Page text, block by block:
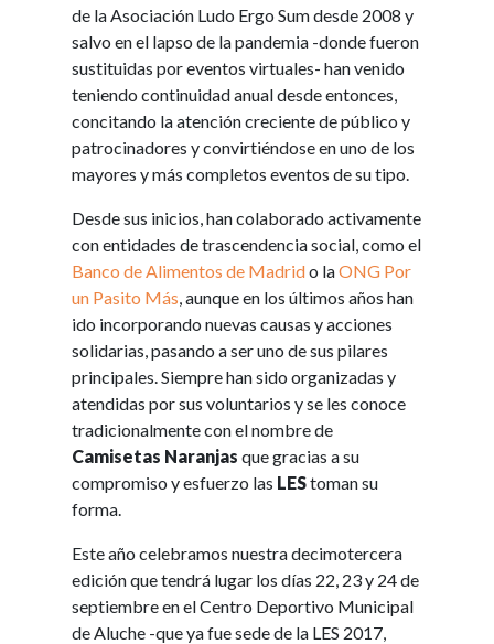
de la Asociación Ludo Ergo Sum desde 2008 y
salvo en el lapso de la pandemia -donde fueron
sustituidas por eventos virtuales- han venido
teniendo continuidad anual desde entonces,
concitando la atención creciente de público y
patrocinadores y convirtiéndose en uno de los
mayores y más completos eventos de su tipo.
Desde sus inicios, han colaborado activamente
con entidades de trascendencia social, como el
Banco de Alimentos de Madrido laONG Por
un Pasito Más, aunque en los últimos años han
ido incorporando nuevas causas y acciones
solidarias, pasando a ser uno de sus pilares
principales. Siempre han sido organizadas y
atendidas por sus voluntarios y se les conoce
tradicionalmente con el nombre de
Camisetas Naranjas que gracias a su
compromiso y esfuerzo las LEStoman su
forma.
Este año celebramos nuestra decimotercera
edición que tendrá lugar los días 22, 23 y 24 de
septiembre en el Centro Deportivo Municipal
de Aluche -que ya fue sede de la LES 2017,